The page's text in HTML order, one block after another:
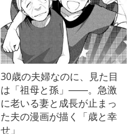
30歳の夫婦なのに、見た目
は「祖母と孫」――。急激
に老いる妻と成長が止まっ
た夫の漫画が描く「歳と幸
せ」